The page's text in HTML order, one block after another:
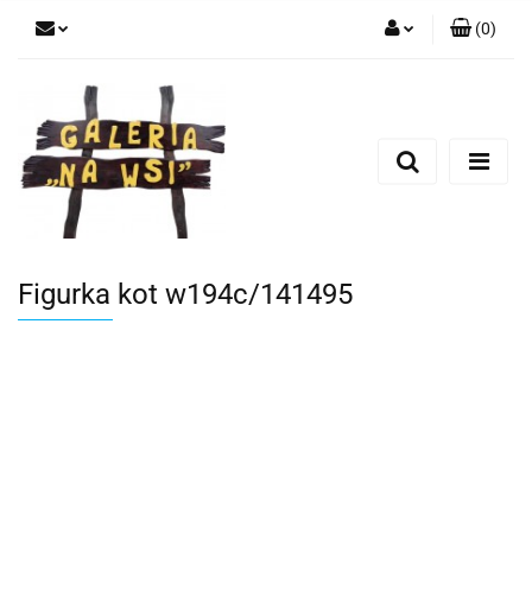
Dodaj zgłoszenie
(0)
Figurka kot w194c/141495